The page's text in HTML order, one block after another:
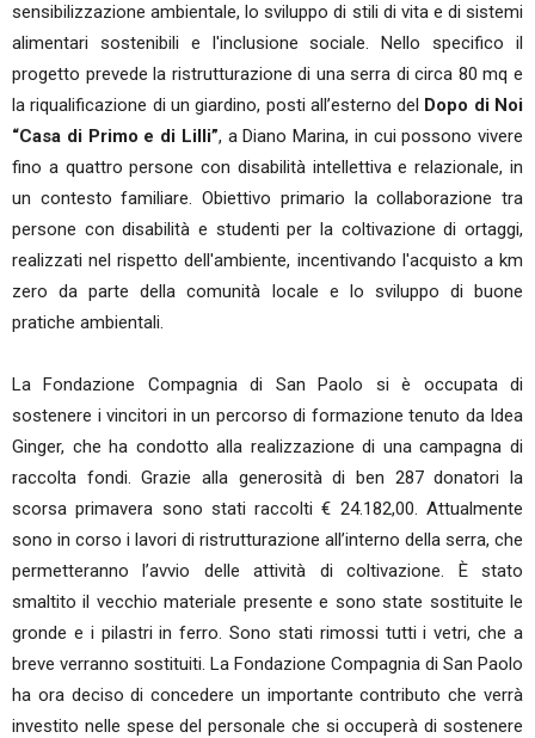
sensibilizzazione ambientale, lo sviluppo di stili di vita e di sistemi
alimentari sostenibili e l'inclusione sociale. Nello specifico il
progetto prevede la ristrutturazione di una serra di circa 80 mq e
la riqualificazione di un giardino, posti all’esterno del Dopo di Noi
“Casa di Primo e di Lilli”, a Diano Marina, in cui possono vivere
fino a quattro persone con disabilità intellettiva e relazionale, in
un contesto familiare. Obiettivo primario la collaborazione tra
persone con disabilità e studenti per la coltivazione di ortaggi,
realizzati nel rispetto dell'ambiente, incentivando l'acquisto a km
zero da parte della comunità locale e lo sviluppo di buone
pratiche ambientali.
La Fondazione Compagnia di San Paolo si è occupata di
sostenere i vincitori in un percorso di formazione tenuto da Idea
Ginger, che ha condotto alla realizzazione di una campagna di
raccolta fondi. Grazie alla generosità di ben 287 donatori la
scorsa primavera sono stati raccolti € 24.182,00. Attualmente
sono in corso i lavori di ristrutturazione all’interno della serra, che
permetteranno l’avvio delle attività di coltivazione. È stato
smaltito il vecchio materiale presente e sono state sostituite le
gronde e i pilastri in ferro. Sono stati rimossi tutti i vetri, che a
breve verranno sostituiti. La Fondazione Compagnia di San Paolo
ha ora deciso di concedere un importante contributo che verrà
investito nelle spese del personale che si occuperà di sostenere